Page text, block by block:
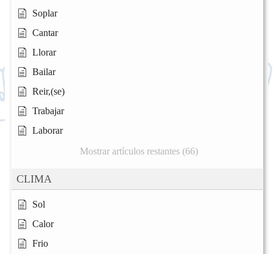
Soplar
Cantar
Llorar
Bailar
Reir,(se)
Trabajar
Laborar
Mostrar artículos restantes (66)
CLIMA
Sol
Calor
Frio